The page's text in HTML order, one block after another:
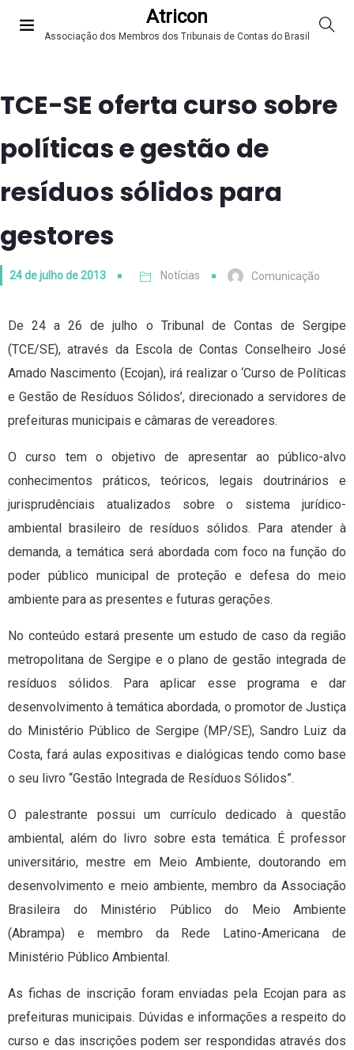
Atricon
Associação dos Membros dos Tribunais de Contas do Brasil
TCE-SE oferta curso sobre
políticas e gestão de
resíduos sólidos para
gestores
24 de julho de 2013 Notícias Comunicação
De 24 a 26 de julho o Tribunal de Contas de Sergipe
(TCE/SE), através da Escola de Contas Conselheiro José
Amado Nascimento (Ecojan), irá realizar o ‘Curso de Políticas
e Gestão de Resíduos Sólidos’, direcionado a servidores de
prefeituras municipais e câmaras de vereadores.
O curso tem o objetivo de apresentar ao público-alvo
conhecimentos práticos, teóricos, legais doutrinários e
jurisprudênciais atualizados sobre o sistema jurídico-
ambiental brasileiro de resíduos sólidos. Para atender à
demanda, a temática será abordada com foco na função do
poder público municipal de proteção e defesa do meio
ambiente para as presentes e futuras gerações.
No conteúdo estará presente um estudo de caso da região
metropolitana de Sergipe e o plano de gestão integrada de
resíduos sólidos. Para aplicar esse programa e dar
desenvolvimento à temática abordada, o promotor de Justiça
do Ministério Público de Sergipe (MP/SE), Sandro Luiz da
Costa, fará aulas expositivas e dialógicas tendo como base
o seu livro “Gestão Integrada de Resíduos Sólidos”.
O palestrante possui um currículo dedicado à questão
ambiental, além do livro sobre esta temática. É professor
universitário, mestre em Meio Ambiente, doutorando em
desenvolvimento e meio ambiente, membro da Associação
Brasileira do Ministério Público do Meio Ambiente
(Abrampa) e membro da Rede Latino-Americana de
Ministério Público Ambiental.
As fichas de inscrição foram enviadas pela Ecojan para as
prefeituras municipais. Dúvidas e informações a respeito do
curso e das inscrições podem ser respondidas através dos